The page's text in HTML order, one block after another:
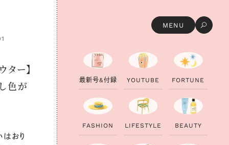
MENU
ター】
色が
はおり
最新号&付録 YOUTU B E FORTU N E
FAS H ION LI FESTYLE B EAUTY